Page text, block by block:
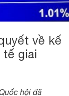
về kế
tế giai
hội đã